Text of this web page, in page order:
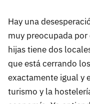
Hay una
muy preocupada
hijas tiene dos
que está cerrando
exactamente igual y
turismo y la